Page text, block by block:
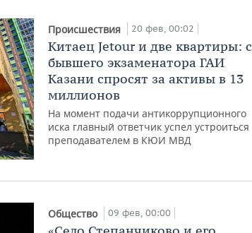
Происшествия 20 фев, 00:02
Китаец Jetour и две квартиры: с
бывшего экзаменатора ГАИ
Казани спросят за активы в 13
миллионов
На момент подачи антикоррупционного
иска главный ответчик успел устроиться
преподавателем в КЮИ МВД
Общество 09 фев, 00:00